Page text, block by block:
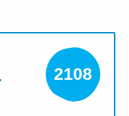
2108